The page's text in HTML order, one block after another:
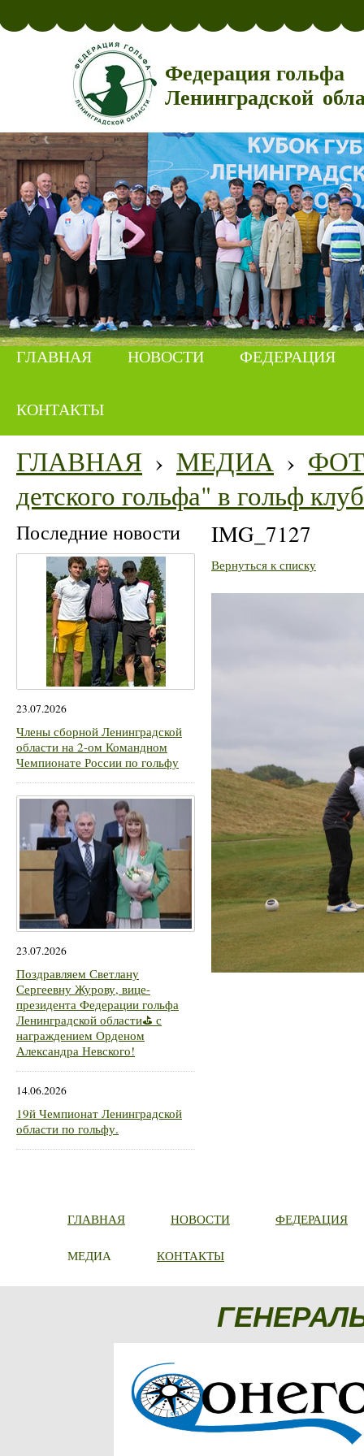
Федерация гольфа
Ленинградской
ГЛАВНАЯ НОВОСТИ ФЕДЕРАЦИЯ
КОНТАКТЫ
ГЛАВНАЯ › МЕДИА ›
детского гольфа" в гольф
Последние новости
23.07.2026
Члены сборной Ленинградской
области на 2-ом Командном
Чемпионате России по гольфу
23.07.2026
Поздравляем Светлану
Сергеевну Журову, вице-
президента Федерации гольфа
Ленинградской области⛳ с
награждением Орденом
Александра Невского!
14.06.2026
19й Чемпионат Ленинградской
области по гольфу.
IMG_7127
Вернуться к списку
ГЛАВНАЯ НОВОСТИ ФЕДЕРАЦИЯ
МЕДИА КОНТАКТЫ